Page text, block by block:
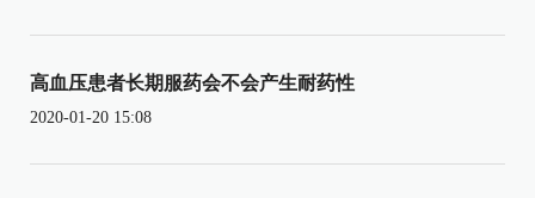
高血压患者长期服药会不会产生耐药性
2020-01-20 15:08